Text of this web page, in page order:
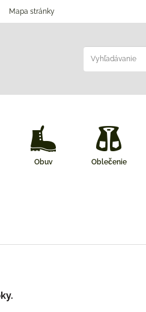
Mapa stránky
Obuv Oblečenie